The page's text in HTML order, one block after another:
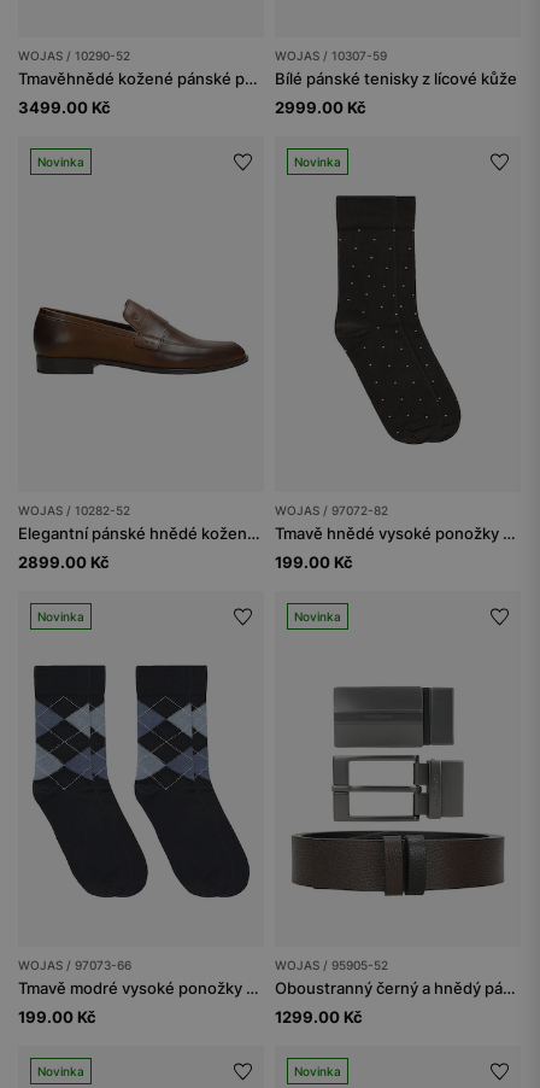
WOJAS / 10290-52
Tmavěhnědé kožené pánské polobotky s brogováním
3499.00 Kč
WOJAS / 10307-59
Bílé pánské tenisky z lícové kůže
2999.00 Kč
Novinka
WOJAS / 10282-52
Elegantní pánské hnědé kožené mokasíny
2899.00 Kč
Novinka
WOJAS / 97072-82
Tmavě hnědé vysoké ponožky s béžovými tečkami
199.00 Kč
Novinka
WOJAS / 97073-66
Tmavě modré vysoké ponožky s modrými kosočtverci
199.00 Kč
Novinka
WOJAS / 95905-52
Oboustranný černý a hnědý pánský pásek s vyměnitelnými přezkami
1299.00 Kč
Novinka Novinka